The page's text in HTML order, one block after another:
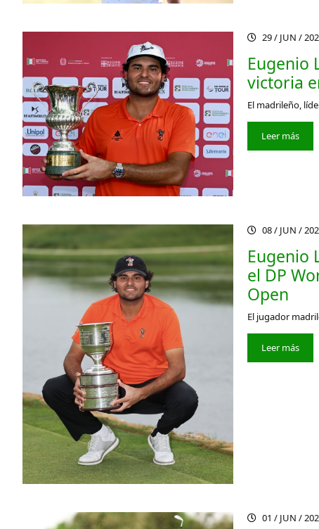
29 / JUN /
Eugenio
victoria
El madrileño,
Leer más
08 / JUN /
Eugenio
el DP
Open
El jugador
Leer más
01 / JUN /